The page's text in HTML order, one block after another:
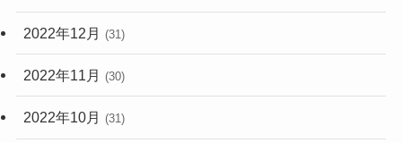
2022年12月 (31)
2022年11月 (30)
2022年10月 (31)